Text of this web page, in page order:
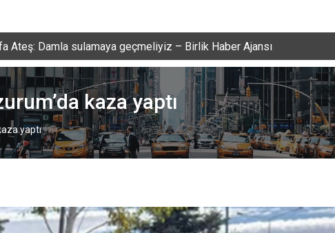
Ateş: Damla sulamaya geçmeliyiz – Birlik Haber Ajansı
kaza yaptı
yaptı